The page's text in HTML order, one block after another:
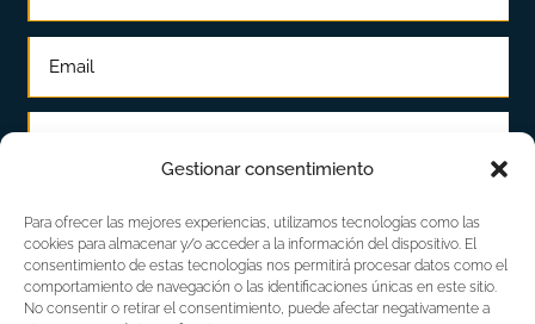
Gestionar consentimiento
Para ofrecer las mejores experiencias, utilizamos tecnologías como las
cookies para almacenar y/o acceder a la información del dispositivo. El
consentimiento de estas tecnologías nos permitirá procesar datos como el
comportamiento de navegación o las identificaciones únicas en este sitio.
No consentir o retirar el consentimiento, puede afectar negativamente a